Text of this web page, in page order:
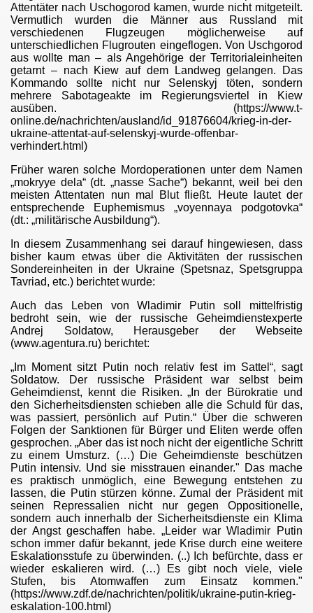
Attentäter nach Uschogorod kamen, wurde nicht mitgeteilt.
Vermutlich wurden die Männer aus Russland mit
verschiedenen Flugzeugen möglicherweise auf
unterschiedlichen Flugrouten eingeflogen. Von Uschgorod
aus wollte man – als Angehörige der Territorialeinheiten
getarnt – nach Kiew auf dem Landweg gelangen. Das
Kommando sollte nicht nur Selenskyj töten, sondern
mehrere Sabotageakte im Regierungsviertel in Kiew
ausüben. (https://www.t-
online.de/nachrichten/ausland/id_91876604/krieg-in-der-
ukraine-attentat-auf-selenskyj-wurde-offenbar-
verhindert.html)
Früher waren solche Mordoperationen unter dem Namen
„mokryye dela“ (dt. „nasse Sache“) bekannt, weil bei den
meisten Attentaten nun mal Blut fließt. Heute lautet der
entsprechende Euphemismus „voyennaya podgotovka“
(dt.: „militärische Ausbildung“).
In diesem Zusammenhang sei darauf hingewiesen, dass
bisher kaum etwas über die Aktivitäten der russischen
Sondereinheiten in der Ukraine (Spetsnaz, Spetsgruppa
Tavriad, etc.) berichtet wurde:
Auch das Leben von Wladimir Putin soll mittelfristig
bedroht sein, wie der russische Geheimdienstexperte
Andrej Soldatow, Herausgeber der Webseite
(www.agentura.ru) berichtet:
„Im Moment sitzt Putin noch relativ fest im Sattel“, sagt
Soldatow. Der russische Präsident war selbst beim
Geheimdienst, kennt die Risiken. „In der Bürokratie und
den Sicherheitsdiensten schieben alle die Schuld für das,
was passiert, persönlich auf Putin.“ Über die schweren
Folgen der Sanktionen für Bürger und Eliten werde offen
gesprochen. „Aber das ist noch nicht der eigentliche Schritt
zu einem Umsturz. (…) Die Geheimdienste beschützen
Putin intensiv. Und sie misstrauen einander." Das mache
es praktisch unmöglich, eine Bewegung entstehen zu
lassen, die Putin stürzen könne. Zumal der Präsident mit
seinen Repressalien nicht nur gegen Oppositionelle,
sondern auch innerhalb der Sicherheitsdienste ein Klima
der Angst geschaffen habe. „Leider war Wladimir Putin
schon immer dafür bekannt, jede Krise durch eine weitere
Eskalationsstufe zu überwinden. (..) Ich befürchte, dass er
wieder eskalieren wird. (…) Es gibt noch viele, viele
Stufen, bis Atomwaffen zum Einsatz kommen."
(https://www.zdf.de/nachrichten/politik/ukraine-putin-krieg-
eskalation-100.html)